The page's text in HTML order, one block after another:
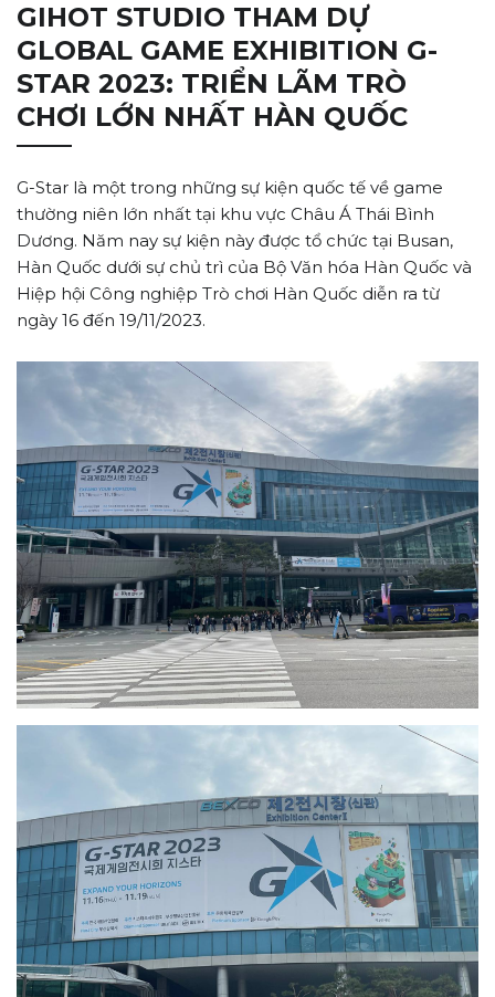
GIHOT STUDIO THAM DỰ
GLOBAL GAME EXHIBITION G-
STAR 2023: TRIỂN LÃM TRÒ
CHƠI LỚN NHẤT HÀN QUỐC
G-Star là một trong những sự kiện quốc tế về game
thường niên lớn nhất tại khu vực Châu Á Thái Bình
Dương. Năm nay sự kiện này được tổ chức tại Busan,
Hàn Quốc dưới sự chủ trì của Bộ Văn hóa Hàn Quốc và
Hiệp hội Công nghiệp Trò chơi Hàn Quốc diễn ra từ
ngày 16 đến 19/11/2023.